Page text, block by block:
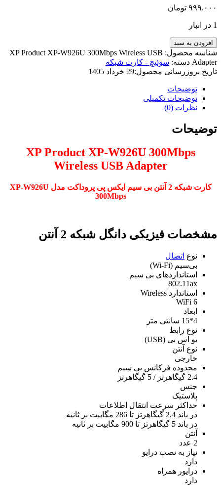
۹۹۹.۰۰۰ تومان
1 در انبار
افزودن به سبد
شناسه محصول: XP Product XP-W926U 300Mbps Wireless USB
Adapter دسته: سوئیچ - کارت شبکه
تاریخ بروزرسانی محصول:29 خرداد 1405
توضیحات
توضیحات تکمیلی
نظرات (0)
توضیحات
XP Product XP-W926U 300Mbps
Wireless USB Adapter
کارت شبکه 2 آنتن بی سیم ایکس پی پروداکت مدل XP-W926U
300Mbps
مشخصات فیزیکی دانگل شبکه 2 آنتن
نوع اتصال
بی‌سیم (Wi-Fi)
استانداردهای بی سیم
802.11ax
استاندارد Wireless
WiFi 6
ابعاد
4*15 سانتی متر
نوع رابط
یو اس بی (USB)
نوع آنتن
خارجی
محدوده فرکانس بی سیم
2.4 گیگاهرتز / 5 گیگاهرتز
جنس
پلاستیک
حداکثر سرعت انتقال اطلاعات
در باند 2.4 گیگاهرتز تا 286 مگابیت بر ثانیه
در باند 5 گیگاهرتز تا 900 مگابیت بر ثانیه
آنتن
2 عدد
نیاز به نصب درایو
دارد
درایور همراه
دارد